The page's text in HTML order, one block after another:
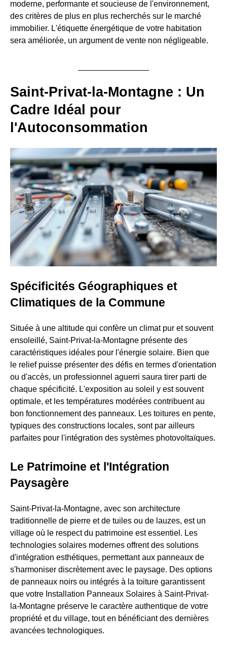
moderne, performante et soucieuse de l'environnement,
des critères de plus en plus recherchés sur le marché
immobilier. L'étiquette énergétique de votre habitation
sera améliorée, un argument de vente non négligeable.
Saint-Privat-la-Montagne : Un
Cadre Idéal pour
l'Autoconsommation
Spécificités Géographiques et
Climatiques de la Commune
Située à une altitude qui confère un climat pur et souvent
ensoleillé, Saint-Privat-la-Montagne présente des
caractéristiques idéales pour l'énergie solaire. Bien que
le relief puisse présenter des défis en termes d'orientation
ou d'accès, un professionnel aguerri saura tirer parti de
chaque spécificité. L'exposition au soleil y est souvent
optimale, et les températures modérées contribuent au
bon fonctionnement des panneaux. Les toitures en pente,
typiques des constructions locales, sont par ailleurs
parfaites pour l'intégration des systèmes photovoltaïques.
Le Patrimoine et l'Intégration
Paysagère
Saint-Privat-la-Montagne, avec son architecture
traditionnelle de pierre et de tuiles ou de lauzes, est un
village où le respect du patrimoine est essentiel. Les
technologies solaires modernes offrent des solutions
d'intégration esthétiques, permettant aux panneaux de
s'harmoniser discrètement avec le paysage. Des options
de panneaux noirs ou intégrés à la toiture garantissent
que votre Installation Panneaux Solaires à Saint-Privat-
la-Montagne préserve le caractère authentique de votre
propriété et du village, tout en bénéficiant des dernières
avancées technologiques.